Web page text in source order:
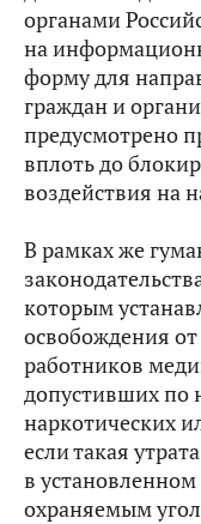
органами
на
форму для
граждан и
предусмотрено
вплоть до
воздействия на
В рамках же
которым
освобождения
работников
допустивших по
наркотических
если такая
в
охраняемым